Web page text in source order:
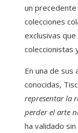
un
colecciones
exclusivas
coleccionistas
En una de sus
conocidas,
representar la
perder el arte
ha validado